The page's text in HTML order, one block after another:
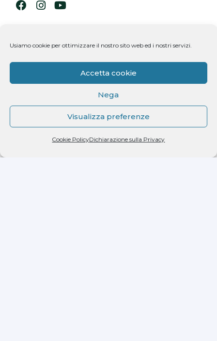
Usiamo cookie per ottimizzare il nostro sito web ed i nostri servizi.
Accetta cookie
Nega
Visualizza preferenze
Cookie PolicyDichiarazione sulla Privacy
Newsletter
Dichiaro di aver letto l'informativa ricevuta ai